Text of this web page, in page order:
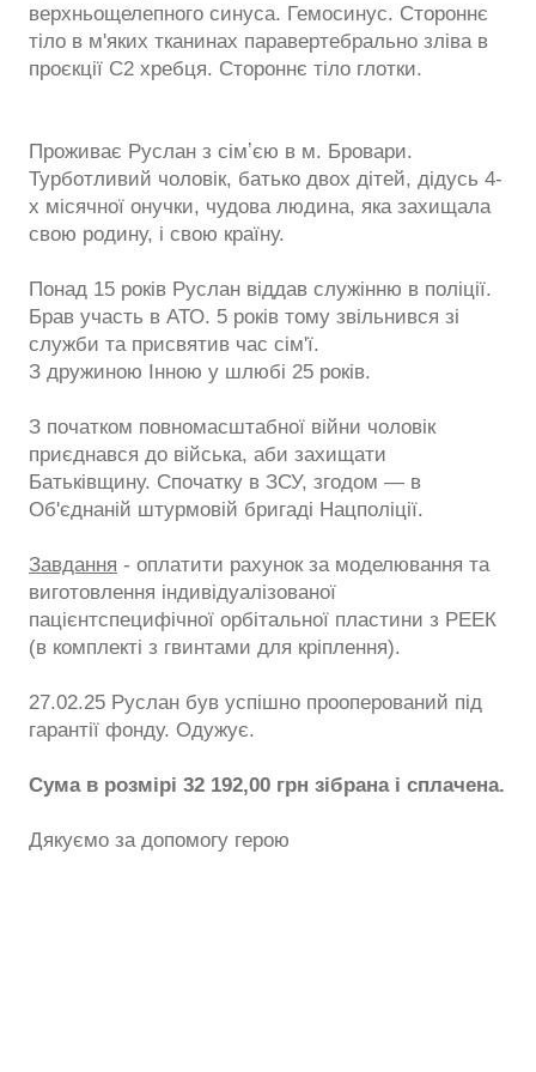
верхньощелепного синуса. Гемосинус. Стороннє
тіло в м'яких тканинах паравертебрально зліва в
проєкції С2 хребця. Стороннє тіло глотки.
Проживає Руслан з сімʼєю в м. Бровари.
Турботливий чоловік, батько двох дітей, дідусь 4-
х місячної онучки, чудова людина, яка захищала
свою родину, і свою країну.
Понад 15 років Руслан віддав служінню в поліції.
Брав участь в АТО. 5 років тому звільнився зі
служби та присвятив час сім'ї.
З дружиною Інною у шлюбі 25 років.
З початком повномасштабної війни чоловік
приєднався до війська, аби захищати
Батьківщину. Спочатку в ЗСУ, згодом — в
Об'єднаній штурмовій бригаді Нацполіції.
Завдання - оплатити рахунок за моделювання та
виготовлення індивідуалізованої
пацієнтспецифічної орбітальної пластини з РЕЕК
(в комплекті з гвинтами для кріплення).
27.02.25 Руслан був успішно прооперований під
гарантії фонду. Одужує.
Сума в розмірі 32 192,00 грн зібрана і сплачена.
Дякуємо за допомогу герою